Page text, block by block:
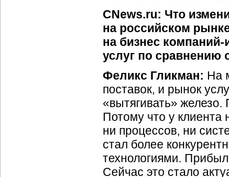
CNews.ru: Что
на российском
на бизнес
услуг по сравнению
Феликс Гликман: На
поставок, и рынок
«вытягивать»
Потому что у
ни процессов, ни
стал более
технологиями.
Сейчас это стало